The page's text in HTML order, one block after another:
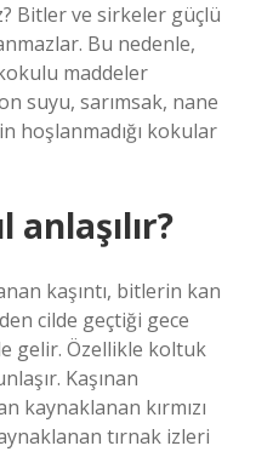
Bitler ve sirkeler güçlü
Bu nedenle,
maddeler
suyu, sarımsak, nane
hoşlanmadığı kokular
kaşıntı, bitlerin kan
cilde geçtiği gece
gelir. Özellikle koltuk
Kaşınan
kaynaklanan kırmızı
tırnak izleri